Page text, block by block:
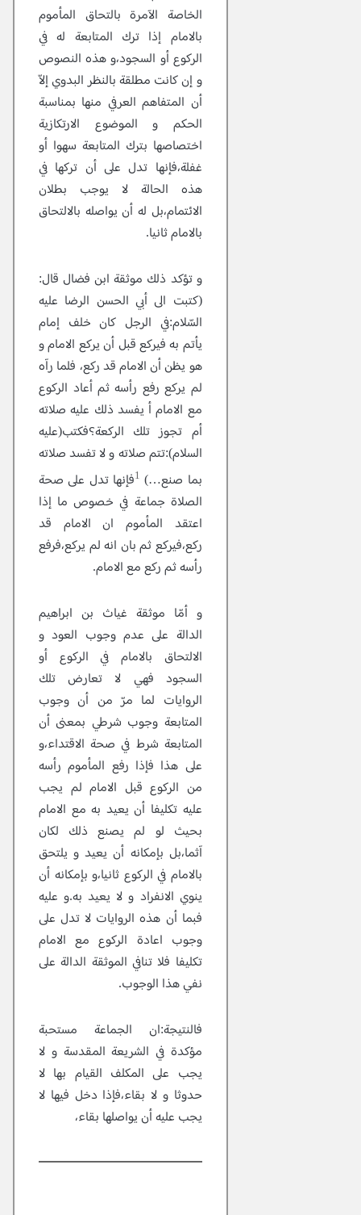
الخاصة الآمرة بالتحاق المأموم
بالامام إذا ترك المتابعة له في
الركوع أو السجود،و هذه النصوص
و إن كانت مطلقة بالنظر البدوي إلاّ
أن المتفاهم العرفي منها بمناسبة
الحكم و الموضوع الارتكازية
اختصاصها بترك المتابعة سهوا أو
غفلة،فإنها تدل على أن تركها في
هذه الحالة لا يوجب بطلان
الائتمام،بل له أن يواصله بالالتحاق
بالامام ثانيا.
و تؤكد ذلك موثقة ابن فضال قال:
(كتبت الى أبي الحسن الرضا عليه
السّلام:في الرجل كان خلف إمام
يأتم به فيركع قبل أن يركع الامام و
هو يظن أن الامام قد ركع، فلما رآه
لم يركع رفع رأسه ثم أعاد الركوع
مع الامام أ يفسد ذلك عليه صلاته
أم تجوز تلك الركعة؟فكتب(عليه
السلام):تتم صلاته و لا تفسد صلاته
بما صنع…) 1فإنها تدل على صحة
الصلاة جماعة في خصوص ما إذا
اعتقد المأموم ان الامام قد
ركع،فيركع ثم بان انه لم يركع،فرفع
رأسه ثم ركع مع الامام.
و أمّا موثقة غياث بن ابراهيم
الدالة على عدم وجوب العود و
الالتحاق بالامام في الركوع أو
السجود فهي لا تعارض تلك
الروايات لما مرّ من أن وجوب
المتابعة وجوب شرطي بمعنى أن
المتابعة شرط في صحة الاقتداء،و
على هذا فإذا رفع المأموم رأسه
من الركوع قبل الامام لم يجب
عليه تكليفا أن يعيد به مع الامام
بحيث لو لم يصنع ذلك لكان
آثما،بل بإمكانه أن يعيد و يلتحق
بالامام في الركوع ثانيا،و بإمكانه أن
ينوي الانفراد و لا يعيد به.و عليه
فبما أن هذه الروايات لا تدل على
وجوب اعادة الركوع مع الامام
تكليفا فلا تنافي الموثقة الدالة على
نفي هذا الوجوب.
فالنتيجة:ان الجماعة مستحبة
مؤكدة في الشريعة المقدسة و لا
يجب على المكلف القيام بها لا
حدوثا و لا بقاء،فإذا دخل فيها لا
يجب عليه أن يواصلها بقاء،